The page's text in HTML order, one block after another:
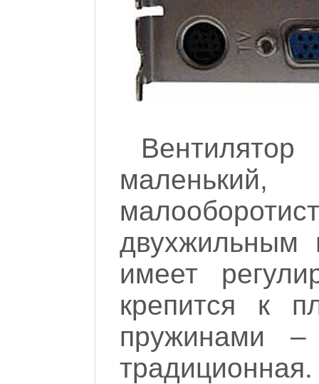
имеет
крепится к
пружинами –
традиционная.